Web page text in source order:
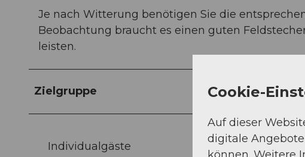
Je nach Witterung benötigen Sie die
Beobachtung braucht es einen guten
leisten.
Zielgruppe
Individualgäste
Cookie-
Auf dieser
digitale